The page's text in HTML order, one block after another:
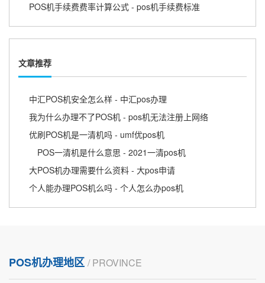
POS机手续费费率计算公式 - pos机手续费标准
文章推荐
中汇POS机安全怎么样 - 中汇pos办理
我为什么办理不了POS机 - pos机无法注册上网络
优刷POS机是一清机吗 - umf优pos机
POS一清机是什么意思 - 2021一清pos机
大POS机办理需要什么资料 - 大pos申请
个人能办理POS机么吗 - 个人怎么办pos机
POS机办理地区 / PROVINCE